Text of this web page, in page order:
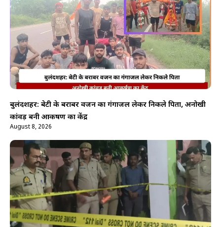
बुलंदशहर: बेटी के बराबर वजन का गंगाजल लेकर निकले पिता, अनोखी
कांवड़ बनी आकर्षण का केंद्र
August 8, 2026